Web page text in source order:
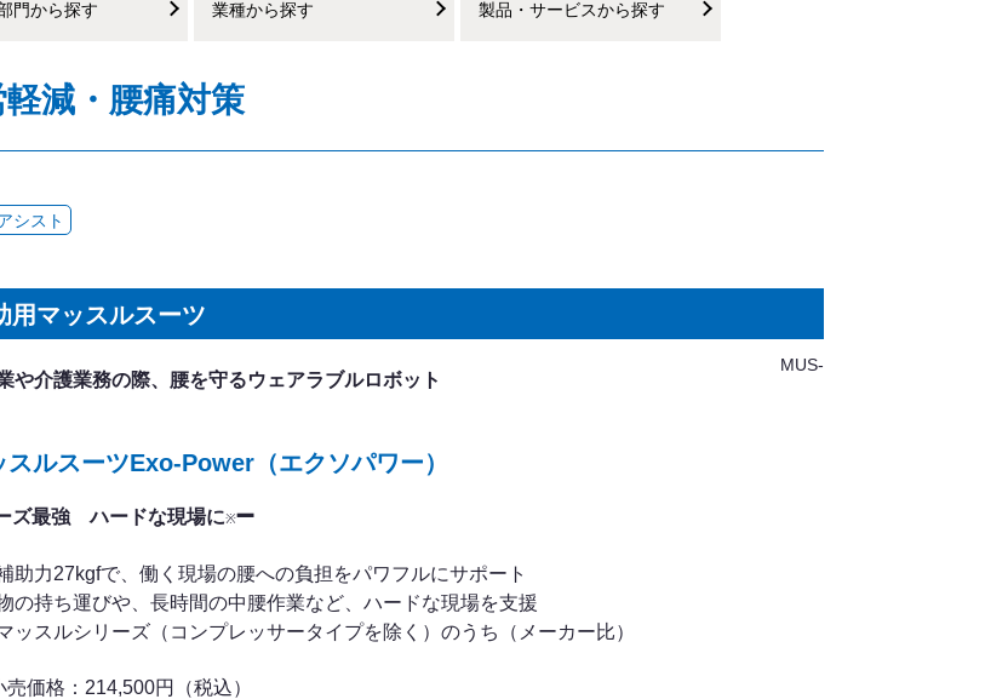
門から探す 業種から探す 製品・サービスから探す
減・腰痛対策
シスト
用マッスルスーツ
MUS-
や介護業務の際、腰を守るウェアラブルロボット
スルスーツExo-Power（エクソパワー）
ズ最強 ハードな現場に※➖
助力27kgfで、働く現場の腰への負担をパワフルにサポート
の持ち運びや、長時間の中腰作業など、ハードな現場を支援
ッスルシリーズ（コンプレッサータイプを除く）のうち（メーカー比）
売価格：214,500円（税込）